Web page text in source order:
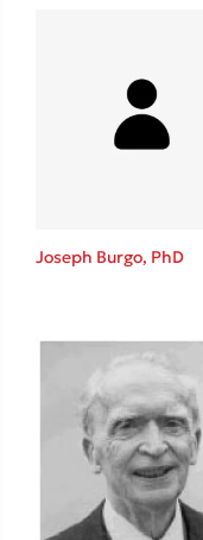
Joseph Burgo, PhD